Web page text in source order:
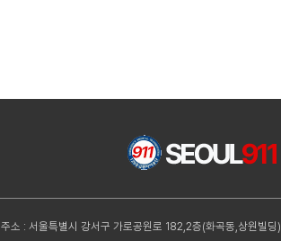
주소 : 서울특별시 강서구 가로공원로 182,2층(화곡동,상원빌딩)